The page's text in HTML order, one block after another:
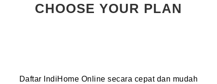
CHOOSE YOUR PLAN
Daftar IndiHome Online secara cepat dan mudah